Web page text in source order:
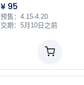
¥ 95
预售：4.15-4.20
交期：5月10日之前